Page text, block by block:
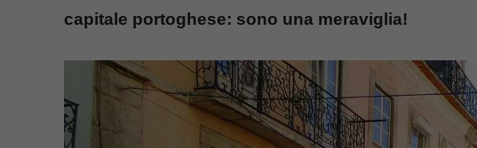
capitale portoghese: sono una meraviglia!